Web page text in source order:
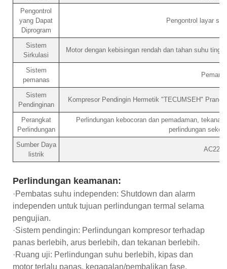
Pengontrol
yang Dapat
Diprogram
Pengontrol layar
Sistem
Sirkulasi
Motor dengan kebisingan rendah dan tahan suhu
Sistem
pemanas
Sistem
Pendinginan
Kompresor Pendingin Hermetik "TECUMSEH"
Perangkat
Perlindungan
Perlindungan kebocoran dan pemadaman,
perlindungan
Sumber Daya
listrik
Perlindungan keamanan:
·Pembatas suhu independen: Shutdown dan alarm
independen untuk tujuan perlindungan termal selama
pengujian.
·Sistem pendingin: Perlindungan kompresor terhadap
panas berlebih, arus berlebih, dan tekanan berlebih.
·Ruang uji: Perlindungan suhu berlebih, kipas dan
motor terlalu panas, kegagalan/pembalikan fase,